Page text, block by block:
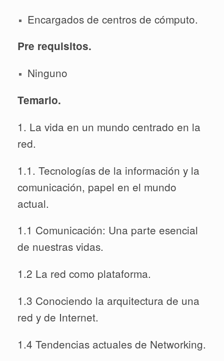
Encargados de centros de cómputo.
Pre requisitos.
Ninguno
Temario.
1. La vida en un mundo centrado en la
red.
1.1. Tecnologías de la información y la
comunicación, papel en el mundo
actual.
1.1 Comunicación: Una parte esencial
de nuestras vidas.
1.2 La red como plataforma.
1.3 Conociendo la arquitectura de una
red y de Internet.
1.4 Tendencias actuales de Networking.